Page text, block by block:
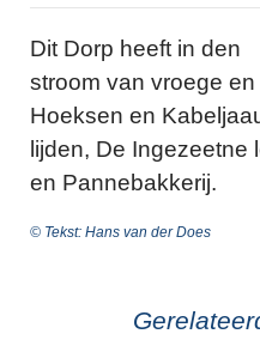
Dit Dorp heeft in den
stroom van vroege
Hoeksen en
lijden, De Ingezeetne
en Pannebakkerij.
© Tekst: Hans van der Does